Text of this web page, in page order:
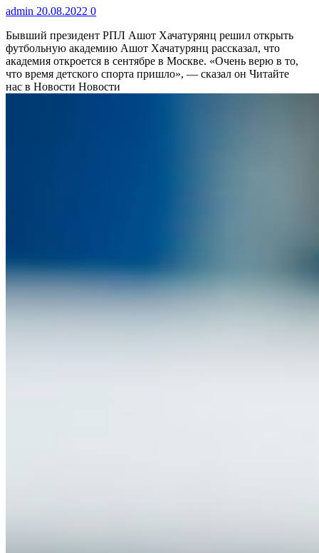
admin 20.08.2022 0
Бывший президент РПЛ Ашот Хачатурянц решил открыть
футбольную академию Ашот Хачатурянц рассказал, что
академия откроется в сентябре в Москве. «Очень верю в то,
что время детского спорта пришло», — сказал он Читайте
нас в Новости Новости